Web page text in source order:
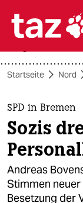
themen
politik
öko
gesellschaft
Startseite Nord
SPD in Bremen
Sozis
Andreas
Stimmen
Besetzung der